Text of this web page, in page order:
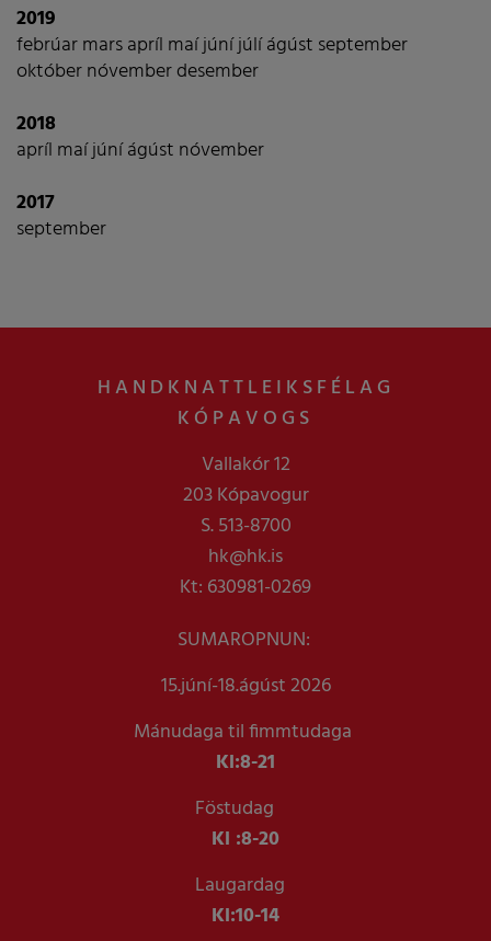
2019
febrúarmarsapríl maíjúníjúlíágúst september
októbernóvemberdesember
2018
apríl maíjúníágúst nóvember
2017
september
HANDKNATTLEIKSFÉLAG
KÓPAVOGS
Vallakór 12
203 Kópavogur
S. 513-8700
hk@hk.is
Kt: 630981-0269
SUMAROPNUN:
15.júní-18.ágúst 2026
Mánudaga til fimmtudaga
Kl:8-21
Föstudag
Kl :8-20
Laugardag
Kl:10-14